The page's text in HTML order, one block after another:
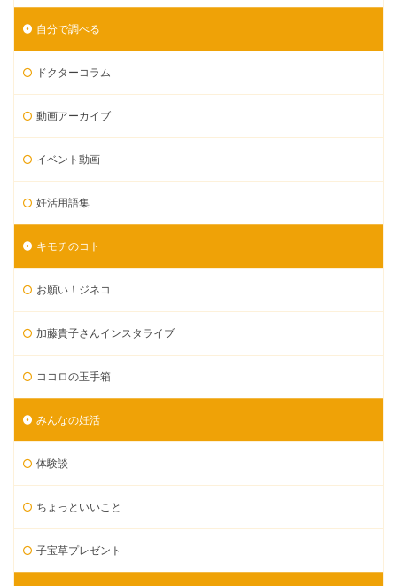
自分で調べる
ドクターコラム
動画アーカイブ
イベント動画
妊活用語集
キモチのコト
お願い！ジネコ
加藤貴子さんインスタライブ
ココロの玉手箱
みんなの妊活
体験談
ちょっといいこと
子宝草プレゼント